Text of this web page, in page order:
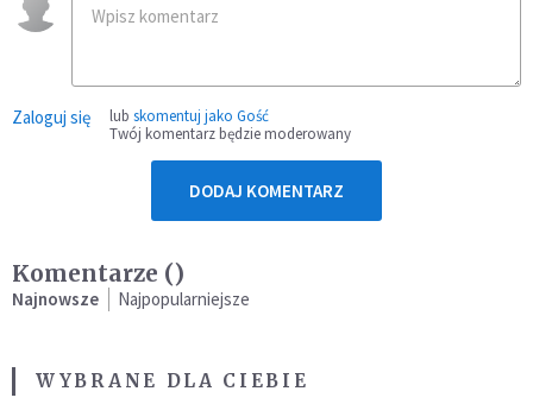
Zaloguj się lub skomentuj jako Gość
Twój komentarz będzie moderowany
DODAJ KOMENTARZ
Komentarze ()
Najnowsze Najpopularniejsze
WYBRANE DLA CIEBIE